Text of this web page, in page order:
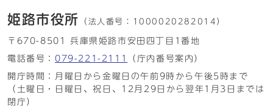
姫路市役所 （法人番号： 1000020282014）
〒670-8501 兵庫県姫路市安田四丁目1番地
電話番号： 079-221-2111
（庁内番号案内）
開庁時間：月曜日から金曜日の午前9時から午後5時まで
（土曜日・日曜日、祝日、12月29日から翌年1月3日までは
閉庁）